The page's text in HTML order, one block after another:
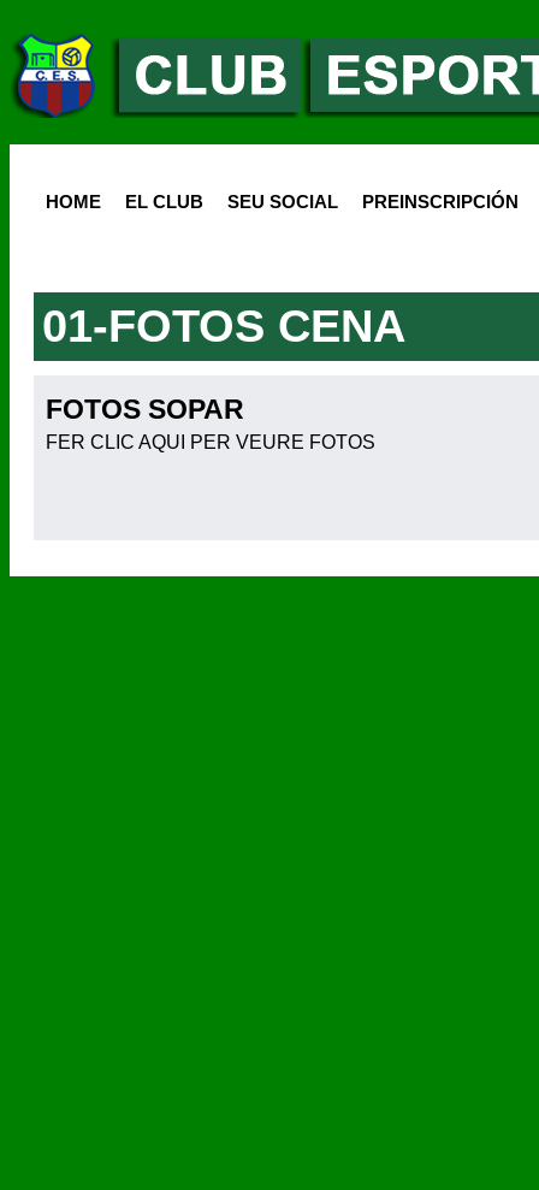
HOME EL CLUB SEU SOCIAL PREINSCRIPCIÓN
01-FOTOS CENA
FOTOS SOPAR
FER CLIC AQUI PER VEURE FOTOS